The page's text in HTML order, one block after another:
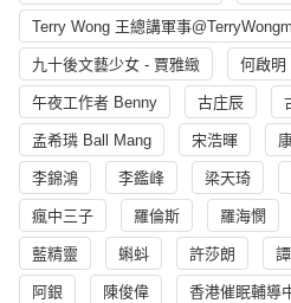
Terry Wong 王總講軍事
九十後文藝少女 - 賈雅緻 何啟明
午夜工作者 Benny 古庄辰
孟希璘 Ball Mang 宋浩暉
李錦鴻 李鑑峰 梁天琦
瘋中三子 羅倫斯 羅海憫
藍精靈 蝌蚪 許莎朗
阿銀 陳俊偉 香港催眠輔導